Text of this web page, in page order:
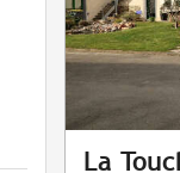
La